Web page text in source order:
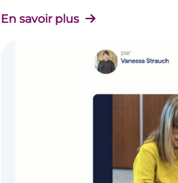
En savoir plus